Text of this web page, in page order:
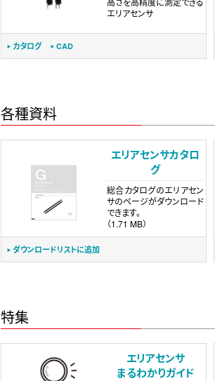
エリアセンサ
カタログ CAD
各種資料
エリアセンサカタロ
グ
総合カタログのエリアセン
サのページがダウンロード
できます。
（1.71 MB）
ダウンロードリストに追加
特集
エリアセンサ
まるわかりガイド